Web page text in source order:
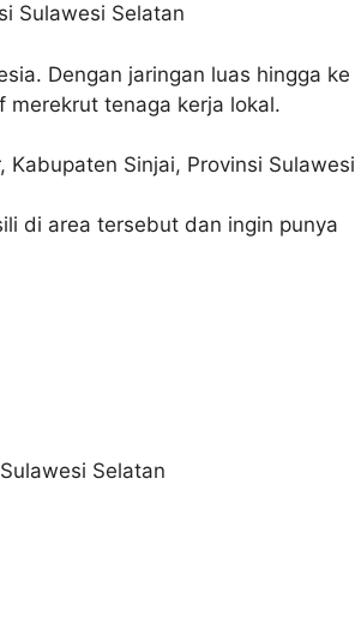
Sulawesi Selatan
Dengan jaringan luas hingga ke
merekrut tenaga kerja lokal.
Sinjai, Provinsi Sulawesi
di area tersebut dan ingin punya
Selatan